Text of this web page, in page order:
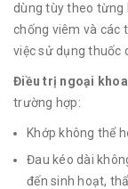
dùng tùy theo từng
chống viêm và các
việc sử dụng thuốc
Điều trị ngoại
trường hợp:
Khớp không thể
Đau kéo dài
đến sinh hoạt,